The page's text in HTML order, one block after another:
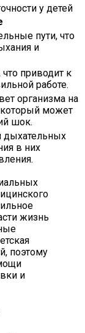
у детей
пути, что
и
приводит к
работе.
организма на
может
шок.
дыхательных
в них
жизнь
поэтому
и